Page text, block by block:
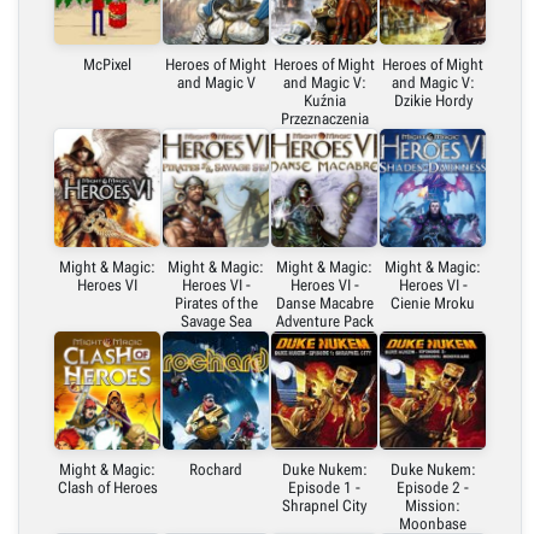
McPixel
Heroes of Might
and Magic V
Heroes of Might
and Magic V:
Kuźnia
Przeznaczenia
Heroes of Might
and Magic V:
Dzikie Hordy
Might & Magic:
Heroes VI
Might & Magic:
Heroes VI -
Pirates of the
Savage Sea
Might & Magic:
Heroes VI -
Danse Macabre
Adventure Pack
Might & Magic:
Heroes VI -
Cienie Mroku
Might & Magic:
Clash of Heroes
Rochard
Duke Nukem:
Episode 1 -
Shrapnel City
Duke Nukem:
Episode 2 -
Mission:
Moonbase